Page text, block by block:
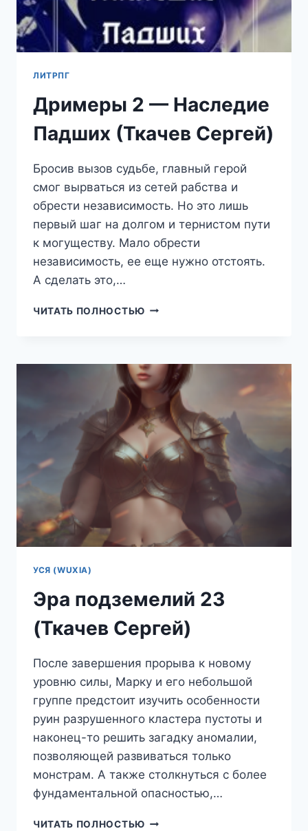
ЛИТРПГ
Дримеры 2 — Наследие
Падших (Ткачев Сергей)
Бросив вызов судьбе, главный герой
смог вырваться из сетей рабства и
обрести независимость. Но это лишь
первый шаг на долгом и тернистом пути
к могуществу. Мало обрести
независимость, ее еще нужно отстоять.
А сделать это,…
ЧИТАТЬ ПОЛНОСТЬЮ ДРИМЕРЫ
ПАДШИХ
(ТКАЧЕВ
СЕРГЕЙ)
УСЯ (WUXIA)
Эра подземелий 23
(Ткачев Сергей)
После завершения прорыва к новому
уровню силы, Марку и его небольшой
группе предстоит изучить особенности
руин разрушенного кластера пустоты и
наконец-то решить загадку аномалии,
позволяющей развиваться только
монстрам. А также столкнуться с более
фундаментальной опасностью,…
ЧИТАТЬ ПОЛНОСТЬЮ ЭРА